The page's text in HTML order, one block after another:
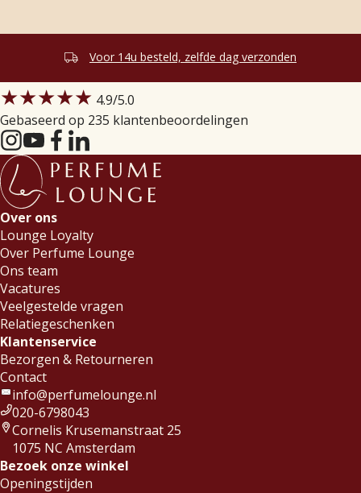
Klantbeoordeling 4.9/5
★★★★★ 4.9/5.0
Gebaseerd op 235 klantenbeoordelingen
Over ons
Lounge Loyalty
Over Perfume Lounge
Ons team
Vacatures
Veelgestelde vragen
Relatiegeschenken
Klantenservice
Bezorgen & Retourneren
Contact
info@perfumelounge.nl
020-6798043
Cornelis Krusemanstraat 25
1075 NC Amsterdam
Bezoek onze winkel
Openingstijden